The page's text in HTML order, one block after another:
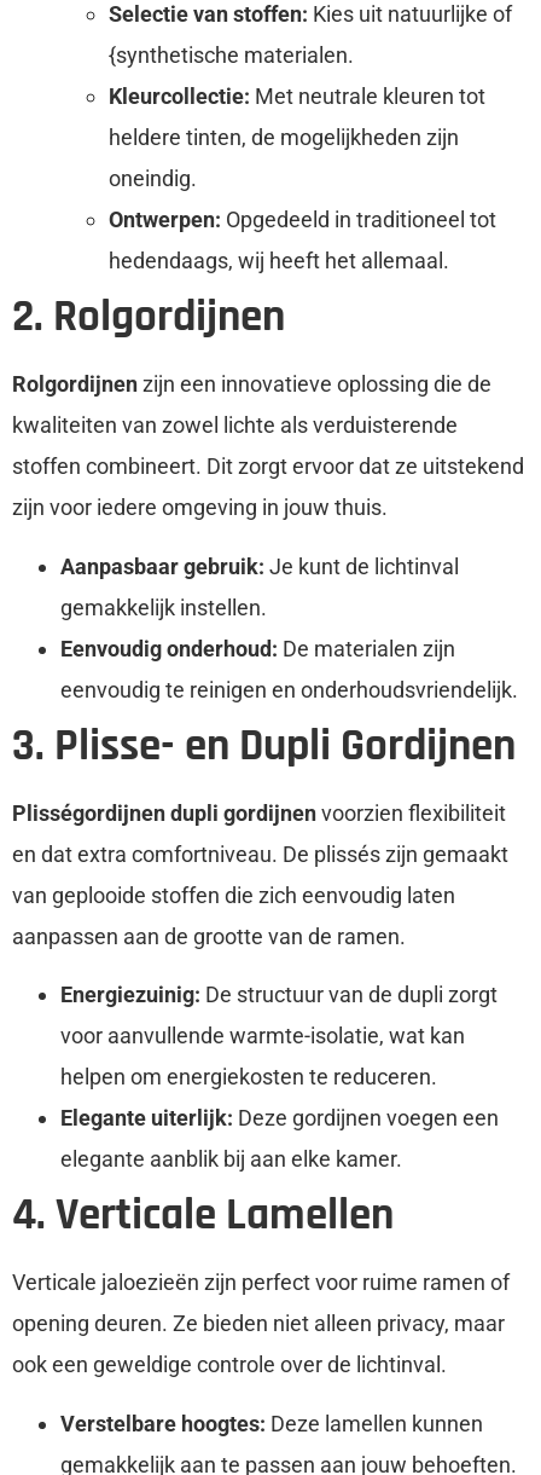
Selectie van stoffen: Kies uit natuurlijke of
{synthetische materialen.
Kleurcollectie: Met neutrale kleuren tot
heldere tinten, de mogelijkheden zijn
oneindig.
Ontwerpen: Opgedeeld in traditioneel tot
hedendaags, wij heeft het allemaal.
2. Rolgordijnen
Rolgordijnenzijn een innovatieve oplossing die de
kwaliteiten van zowel lichte als verduisterende
stoffen combineert. Dit zorgt ervoor dat ze uitstekend
zijn voor iedere omgeving in jouw thuis.
Aanpasbaar gebruik: Je kunt de lichtinval
gemakkelijk instellen.
Eenvoudig onderhoud: De materialen zijn
eenvoudig te reinigen en onderhoudsvriendelijk.
3. Plisse- en Dupli Gordijnen
Plisségordijnen dupli gordijnenvoorzien flexibiliteit
en dat extra comfortniveau. De plissés zijn gemaakt
van geplooide stoffen die zich eenvoudig laten
aanpassen aan de grootte van de ramen.
Energiezuinig: De structuur van de dupli zorgt
voor aanvullende warmte-isolatie, wat kan
helpen om energiekosten te reduceren.
Elegante uiterlijk: Deze gordijnen voegen een
elegante aanblik bij aan elke kamer.
4. Verticale Lamellen
Verticale jaloezieën zijn perfect voor ruime ramen of
opening deuren. Ze bieden niet alleen privacy, maar
ook een geweldige controle over de lichtinval.
Verstelbare hoogtes: Deze lamellen kunnen
gemakkelijk aan te passen aan jouw behoeften.